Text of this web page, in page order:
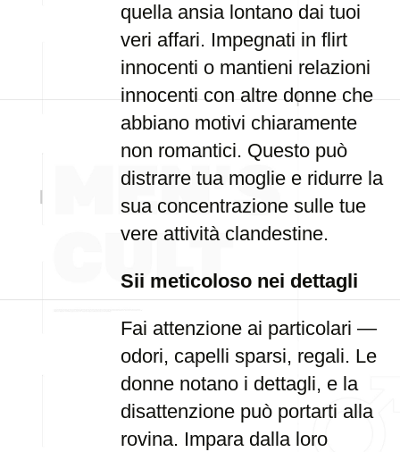
quella ansia lontano dai tuoi
veri affari. Impegnati in flirt
innocenti o mantieni relazioni
innocenti con altre donne che
abbiano motivi chiaramente
non romantici. Questo può
distrarre tua moglie e ridurre la
sua concentrazione sulle tue
vere attività clandestine.
Sii meticoloso nei dettagli
Fai attenzione ai particolari —
odori, capelli sparsi, regali. Le
donne notano i dettagli, e la
disattenzione può portarti alla
rovina. Impara dalla loro